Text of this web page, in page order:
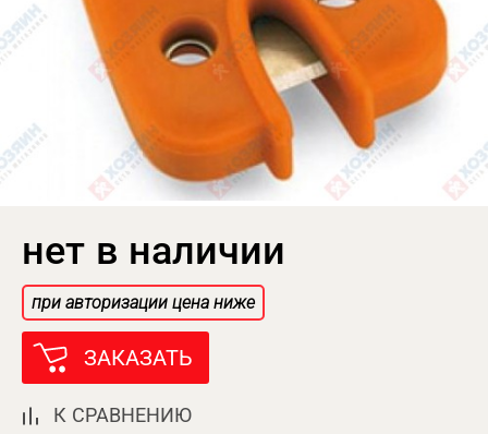
нет в наличии
при авторизации цена ниже
ЗАКАЗАТЬ
К СРАВНЕНИЮ